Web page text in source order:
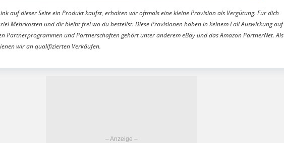
auf dieser Seite ein Produkt kaufst, erhalten wir oftmals eine kleine Provision als Vergütung. Für dich
Mehrkosten und dir bleibt frei wo du bestellst. Diese Provisionen haben in keinem Fall Auswirkung auf
Partnerprogrammen und Partnerschaften gehört unter anderem eBay und das Amazon PartnerNet. Als
wir an qualifizierten Verkäufen.